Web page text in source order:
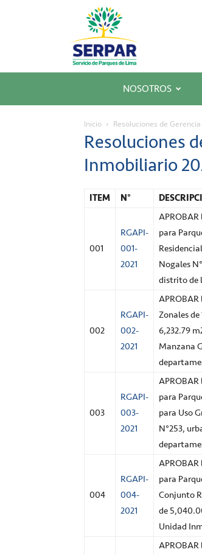
SERPAR
–
Servicio
de
Parques
de
NOSOTROS
Inicio Resoluciones de
Resoluciones
Inmobiliario
ITEM N°
001
RGAPI-
001-
2021
para
Nogales
distrito de
002
RGAPI-
002-
2021
Zonales
6,232.79
Manzana
003
RGAPI-
003-
2021
para
para Uso
N°253,
004
RGAPI-
004-
2021
para
Conjunto
de
Unidad